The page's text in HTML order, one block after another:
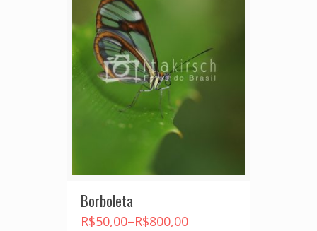
Borboleta
R$50,00–R$800,00